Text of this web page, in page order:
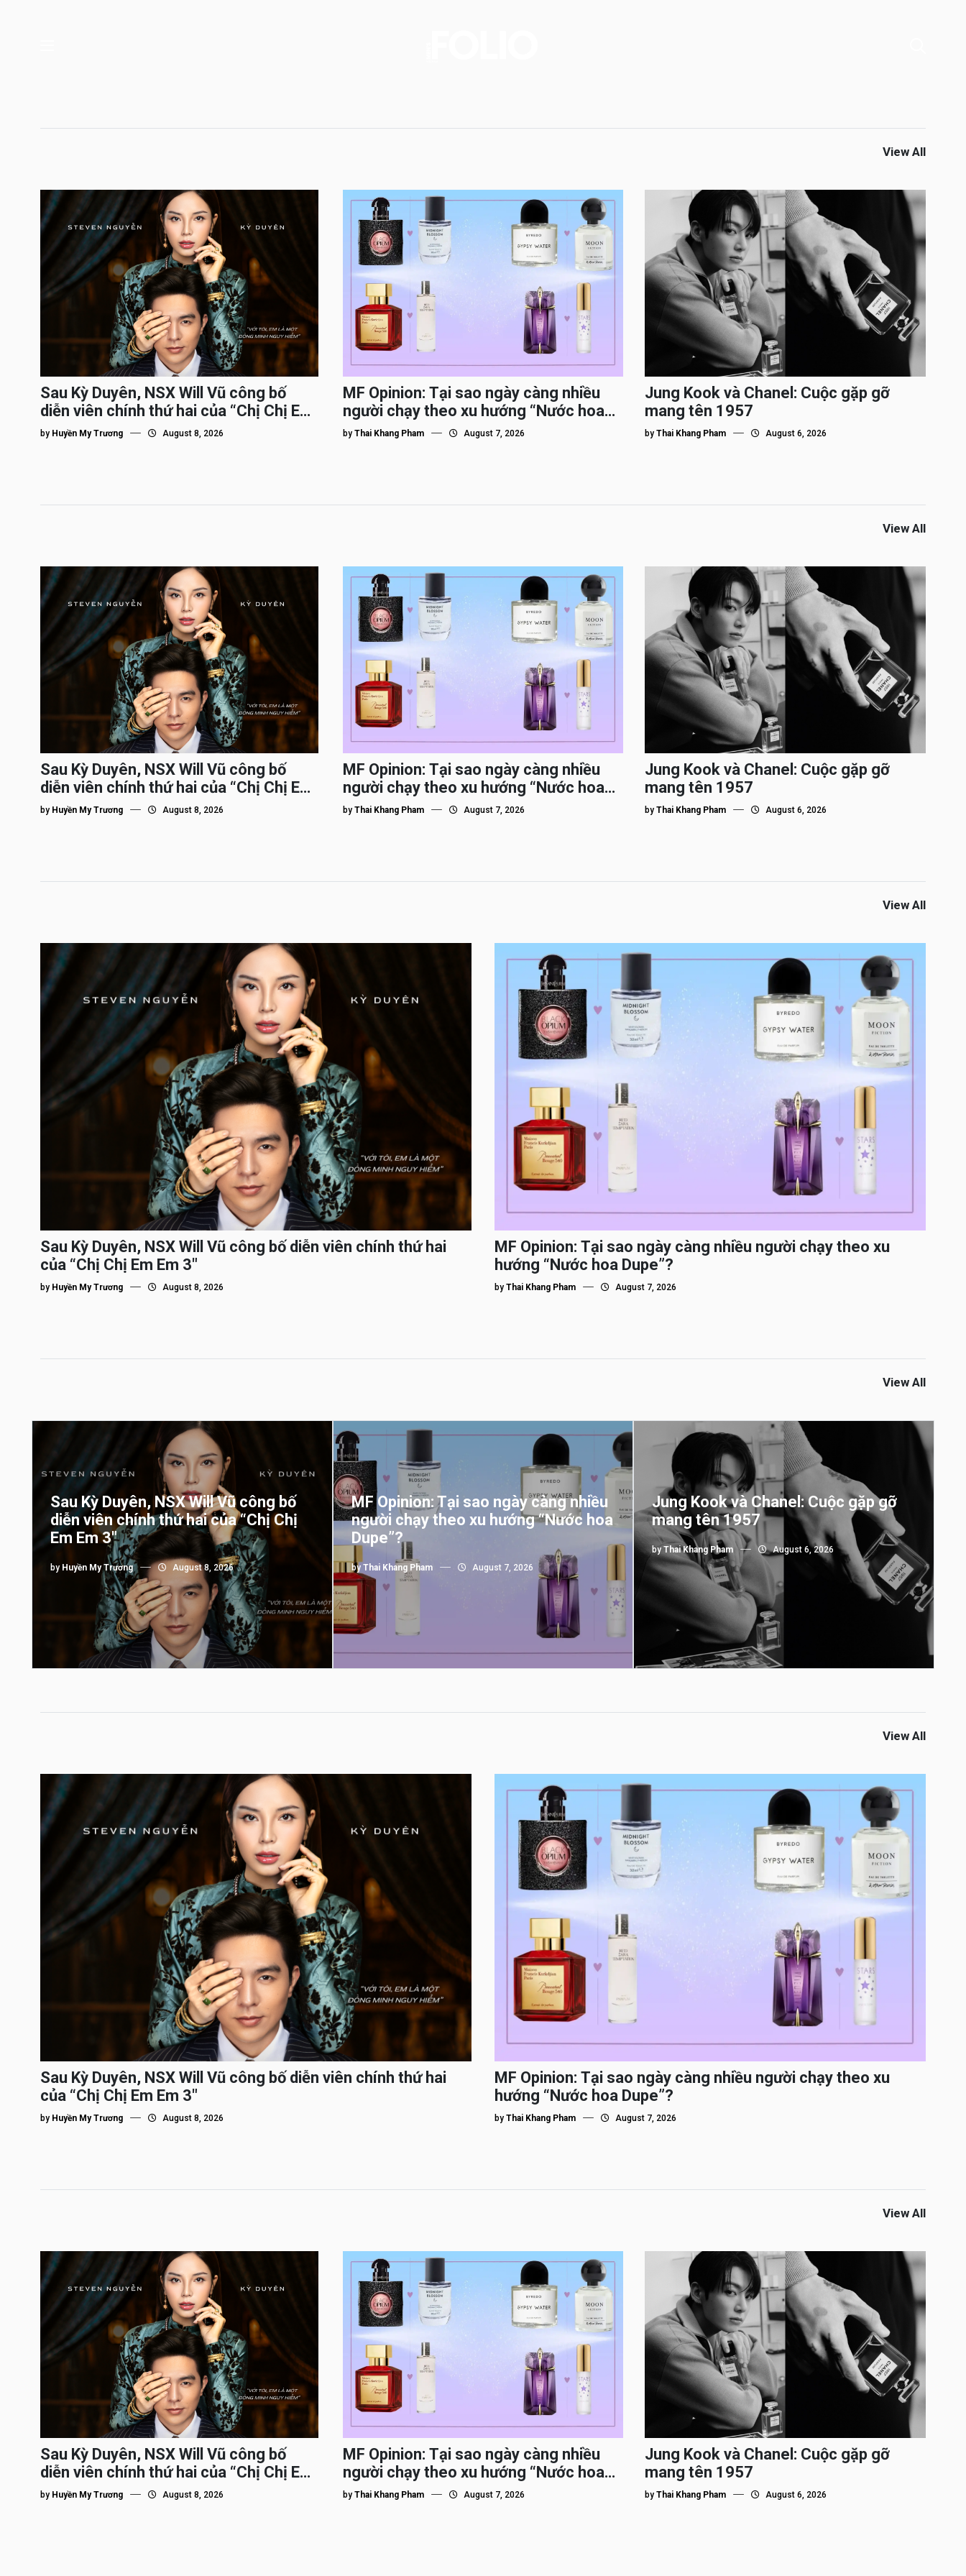
View All
Sau Kỳ Duyên, NSX Will Vũ công bố
diễn viên chính thứ hai của “Chị Chị Em
Em 3″
by Huyền My Trương August 8, 2026
MF Opinion: Tại sao ngày càng nhiều
người chạy theo xu hướng “Nước hoa
Dupe”?
by Thai Khang Pham August 7, 2026
Jung Kook và Chanel: Cuộc gặp gỡ
mang tên 1957
byThai Khang Pham August 6, 2026
View All
Sau Kỳ Duyên, NSX Will Vũ công bố
diễn viên chính thứ hai của “Chị Chị Em
Em 3″
by Huyền My Trương August 8, 2026
MF Opinion: Tại sao ngày càng nhiều
người chạy theo xu hướng “Nước hoa
Dupe”?
by Thai Khang Pham August 7, 2026
Jung Kook và Chanel: Cuộc gặp gỡ
mang tên 1957
byThai Khang Pham August 6, 2026
View All
Sau Kỳ Duyên, NSX Will Vũ công bố diễn viên chính thứ hai
của “Chị Chị Em Em 3″
by Huyền My Trương August 8, 2026
MF Opinion: Tại sao ngày càng nhiều người chạy theo xu
hướng “Nước hoa Dupe”?
by Thai Khang Pham August 7, 2026
View All
Sau Kỳ Duyên, NSX Will Vũ công bố
diễn viên chính thứ hai của “Chị Chị
Em Em 3″
by Huyền My Trương August 8, 2026
MF Opinion: Tại sao ngày càng nhiều
người chạy theo xu hướng “Nước hoa
Dupe”?
by Thai Khang Pham August 7, 2026
Jung Kook và Chanel: Cuộc gặp gỡ
mang tên 1957
byThai Khang Pham August 6, 2026
View All
Sau Kỳ Duyên, NSX Will Vũ công bố diễn viên chính thứ hai
của “Chị Chị Em Em 3″
by Huyền My Trương August 8, 2026
MF Opinion: Tại sao ngày càng nhiều người chạy theo xu
hướng “Nước hoa Dupe”?
by Thai Khang Pham August 7, 2026
View All
Sau Kỳ Duyên, NSX Will Vũ công bố
diễn viên chính thứ hai của “Chị Chị Em
Em 3″
by Huyền My Trương August 8, 2026
MF Opinion: Tại sao ngày càng nhiều
người chạy theo xu hướng “Nước hoa
Dupe”?
by Thai Khang Pham August 7, 2026
Jung Kook và Chanel: Cuộc gặp gỡ
mang tên 1957
byThai Khang Pham August 6, 2026